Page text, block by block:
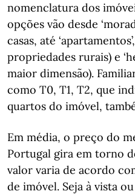
nomenclatura dos
opções vão desde
casas, até
propriedades rurais) e
maior dimensão).
como T0, T1, T2, que
quartos do imóvel,
Em média, o preço do
Portugal gira em torno
valor varia de acordo
de imóvel. Seja à vista